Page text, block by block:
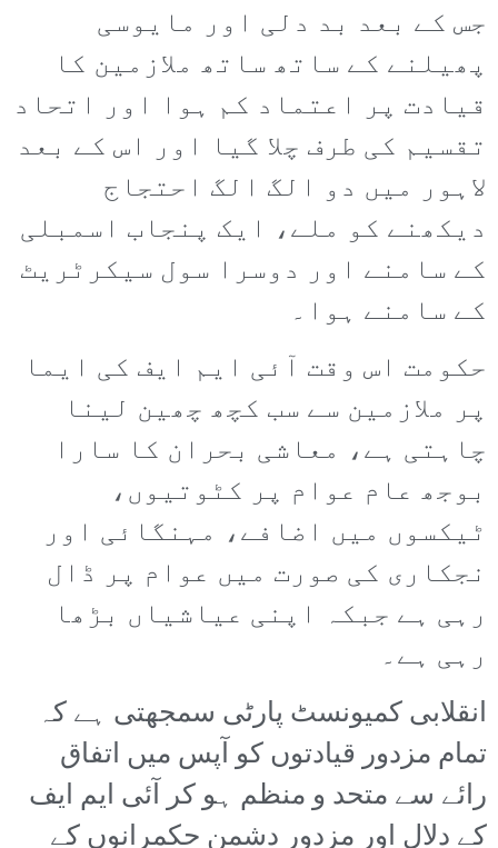
جس کے بعد بد دلی اور مایوسی
پھیلنے کے ساتھ ساتھ ملازمین کا
قیادت پر اعتماد کم ہوا اور اتحاد
تقسیم کی طرف چلا گیا اور اس کے بعد
لاہور میں دو الگ الگ احتجاج
دیکھنے کو ملے، ایک پنجاب اسمبلی
کے سامنے اور دوسرا سول سیکرٹریٹ
کے سامنے ہوا۔
حکومت اس وقت آئی ایم ایف کی ایما
پر ملازمین سے سب کچھ چھین لینا
چاہتی ہے، معاشی بحران کا سارا
بوجھ عام عوام پر کٹوتیوں،
ٹیکسوں میں اضافے، مہنگائی اور
نجکاری کی صورت میں عوام پر ڈال
رہی ہے جبکہ اپنی عیاشیاں بڑھا
رہی ہے۔
انقلابی کمیونسٹ پارٹی سمجھتی ہے کہ
تمام مزدور قیادتوں کو آپس میں اتفاق
رائے سے متحد و منظم ہو کر آئی ایم ایف
کے دلال اور مزدور دشمن حکمرانوں کے